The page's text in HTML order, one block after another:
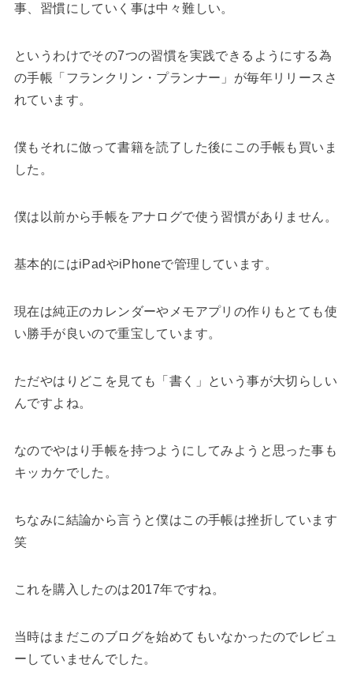
事、習慣にしていく事は中々難しい。
というわけでその7つの習慣を実践できるようにする為
の手帳「フランクリン・プランナー」が毎年リリースさ
れています。
僕もそれに倣って書籍を読了した後にこの手帳も買いま
した。
僕は以前から手帳をアナログで使う習慣がありません。
基本的にはiPadやiPhoneで管理しています。
現在は純正のカレンダーやメモアプリの作りもとても使
い勝手が良いので重宝しています。
ただやはりどこを見ても「書く」という事が大切らしい
んですよね。
なのでやはり手帳を持つようにしてみようと思った事も
キッカケでした。
ちなみに結論から言うと僕はこの手帳は挫折しています
笑
これを購入したのは2017年ですね。
当時はまだこのブログを始めてもいなかったのでレビュ
ーしていませんでした。